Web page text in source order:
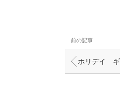
前の記事
ホリデイ ギフト スペシャル － ハイアット リージェンシ